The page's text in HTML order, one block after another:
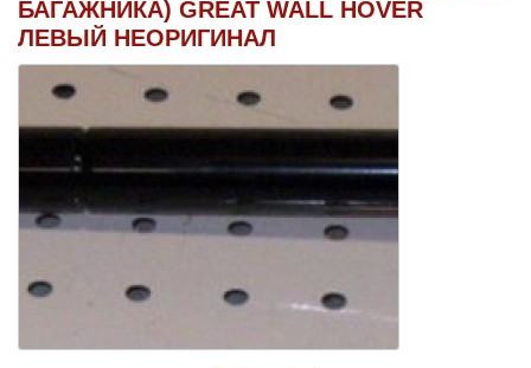
БАГАЖНИКА) GREAT WALL HOVER
ЛЕВЫЙ НЕОРИГИНАЛ